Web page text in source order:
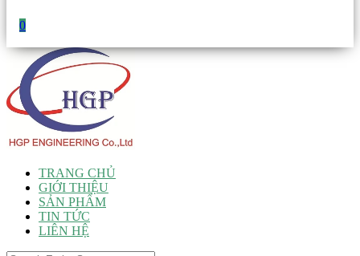
0
TRANG CHỦ
GIỚI THIỆU
SẢN PHẨM
TIN TỨC
LIÊN HỆ